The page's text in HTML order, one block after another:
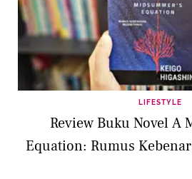
LIFESTYLE
Review Buku Novel A
Equation: Rumus